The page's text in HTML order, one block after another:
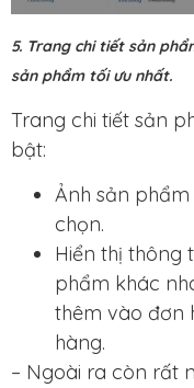
5. Trang chi tiết sản
sản phẩm tối ưu nhất.
Trang chi tiết sản
bật:
Ảnh sản
chọn.
Hiển thị thông
phẩm khác
thêm vào đơn
hàng.
– Ngoài ra còn rất